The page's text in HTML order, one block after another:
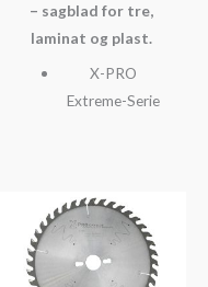
– sagblad for tre,
laminat og plast.
X-PRO
Extreme-Serie